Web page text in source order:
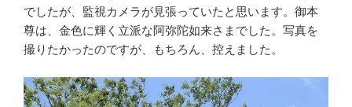
でしたが、監視カメラが見張っていたと思います。御本
尊は、金色に輝く立派な阿弥陀如来さまでした。写真を
撮りたかったのですが、もちろん、控えました。